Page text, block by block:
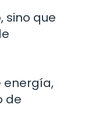
sino que
energía,
de